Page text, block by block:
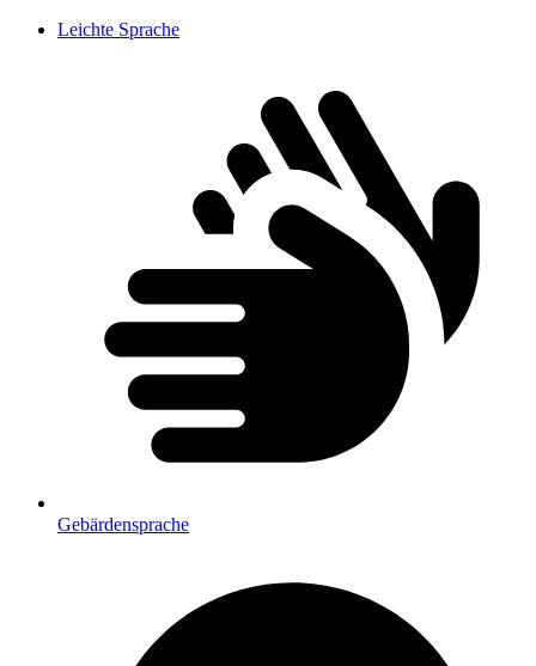
Leichte Sprache
Gebärdensprache